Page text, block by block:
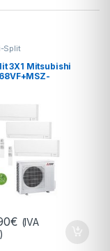
Split
3X1 Mitsubishi
€ (IVA